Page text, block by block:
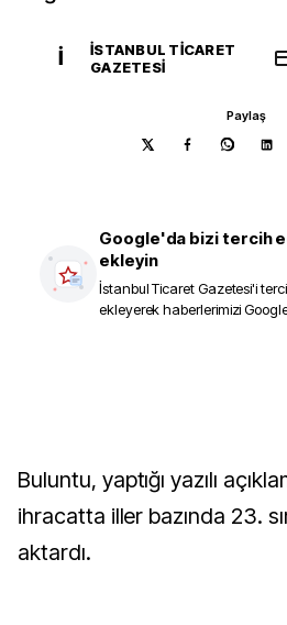
İ
İSTANBUL TICARET
GAZETESI
Paylaş
Google'da bizi tercih
ekleyin
İstanbul Ticaret Gazetesi'i
ekleyerek haberlerimizi
Buluntu, yaptığı yazılı
ihracatta iller bazında 23.
aktardı.